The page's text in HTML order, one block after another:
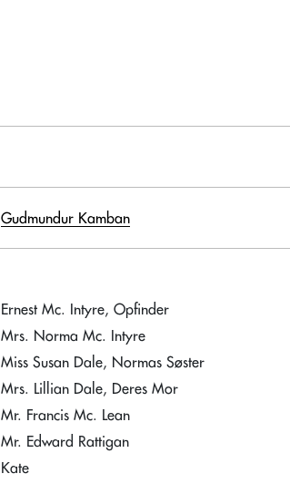
Gudmundur Kamban
Ernest Mc. Intyre, Opfinder
Mrs. Norma Mc. Intyre
Miss Susan Dale, Normas Søster
Mrs. Lillian Dale, Deres Mor
Mr. Francis Mc. Lean
Mr. Edward Rattigan
Kate